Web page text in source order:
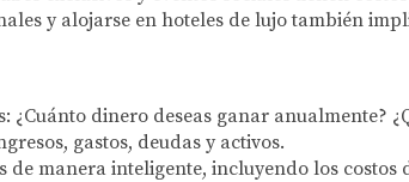
y alojarse en hoteles de lujo también
¿Cuánto dinero deseas ganar anualmente?
gastos, deudas y activos.
de manera inteligente, incluyendo los costos